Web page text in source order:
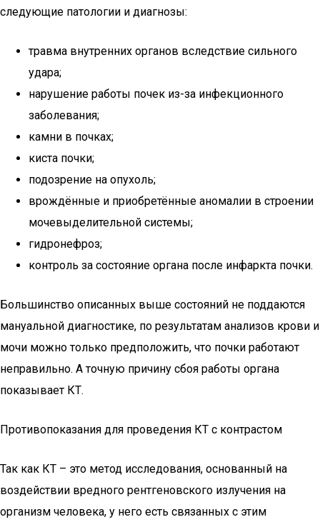
следующие патологии и диагнозы:
травма внутренних органов вследствие сильного
удара;
нарушение работы почек из-за инфекционного
заболевания;
камни в почках;
киста почки;
подозрение на опухоль;
врождённые и приобретённые аномалии в строении
мочевыделительной системы;
гидронефроз;
контроль за состояние органа после инфаркта почки.
Большинство описанных выше состояний не поддаются
мануальной диагностике, по результатам анализов крови и
мочи можно только предположить, что почки работают
неправильно. А точную причину сбоя работы органа
показывает КТ.
Противопоказания для проведения КТ с контрастом
Так как КТ – это метод исследования, основанный на
воздействии вредного рентгеновского излучения на
организм человека, у него есть связанных с этим